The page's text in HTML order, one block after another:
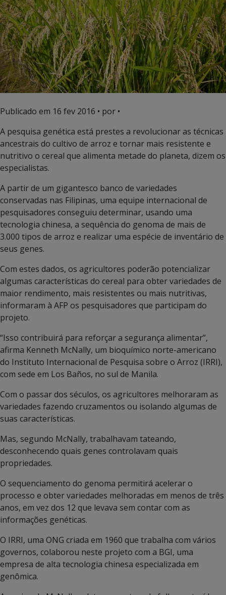
Publicado em 16 fev 2016 • por •
A pesquisa genética está prestes a revolucionar as técnicas
ancestrais do cultivo de arroz e tornar mais resistente e
nutritivo o cereal que alimenta metade do planeta, dizem os
especialistas.
A partir de um gigantesco banco de variedades
conservadas nas Filipinas, uma equipe internacional de
pesquisadores conseguiu determinar, usando uma
tecnologia chinesa, a sequência do genoma de mais de
3.000 tipos de arroz e realizar uma espécie de inventário de
seus genes.
Com estes dados, os agricultores poderão potencializar
algumas características do cereal para obter variedades de
maior rendimento, mais resistentes ou mais nutritivas,
informaram à AFP os pesquisadores que participam do
projeto.
“Isso contribuirá para reforçar a segurança alimentar”,
afirma Kenneth McNally, um bioquímico norte-americano
do Instituto Internacional de Pesquisa sobre o Arroz (IRRI),
com sede em Los Baños, no sul de Manila.
Com o passar dos séculos, os agricultores melhoraram as
variedades fazendo cruzamentos ou isolando algumas de
suas características.
Mas, segundo McNally, trabalhavam tateando,
desconhecendo quais genes controlavam quais
propriedades.
O sequenciamento do genoma permitirá acelerar o
processo e obter variedades melhoradas em menos de três
anos, em vez dos 12 que levava sem contar com as
informações genéticas.
O IRRI, uma ONG criada em 1960 que trabalha com vários
governos, colaborou neste projeto com a BGI, uma
empresa de alta tecnologia chinesa especializada em
genômica.